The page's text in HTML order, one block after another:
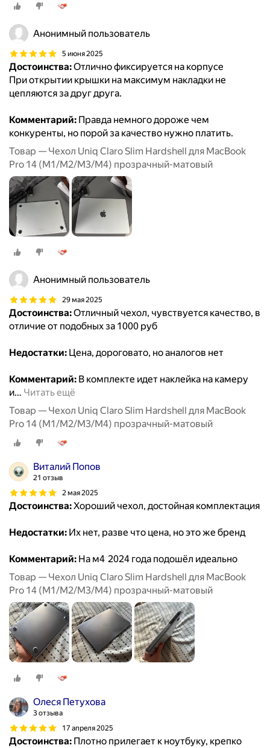
Анонимный пользователь
5 июня 2025
Достоинства:Отлично фиксируется на корпусе
При открытии крышки на максимум накладки не
цепляются за друг друга.
Комментарий: Правда немного дороже чем
конкуренты, но порой за качество нужно платить.
Товар — Чехол Uniq Claro Slim Hardshell для MacBook
Pro 14 (M1/M2/M3/M4) прозрачный-матовый
Анонимный пользователь
29 мая 2025
Достоинства:Отличный чехол, чувствуется качество, в
отличие от подобных за 1000 руб
Недостатки: Цена, дороговато, но аналогов нет
Комментарий: В комплекте идет наклейка на камеру
и… Читать ещё
Товар — Чехол Uniq Claro Slim Hardshell для MacBook
Pro 14 (M1/M2/M3/M4) прозрачный-матовый
Виталий Попов
21 отзыв
2 мая 2025
Достоинства:Хороший чехол, достойная комплектация
Недостатки: Их нет, разве что цена, но это же бренд
Комментарий: На м4 2024 года подошёл идеально
Товар — Чехол Uniq Claro Slim Hardshell для MacBook
Pro 14 (M1/M2/M3/M4) прозрачный-матовый
Олеся Петухова
3 отзыва
17 апреля 2025
Достоинства: Плотно прилегает к ноутбуку, крепко